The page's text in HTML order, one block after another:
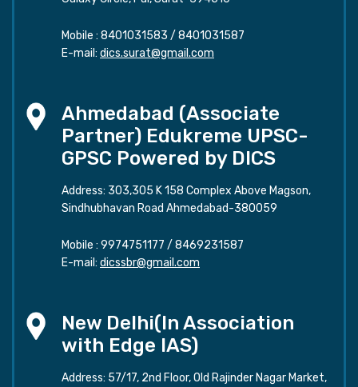
Mobile : 8401031583 / 8401031587
E-mail: dics.surat@gmail.com
Ahmedabad (Associate
Partner) Edukreme UPSC-
GPSC Powered by DICS
Address: 303,305 K 158 Complex Above Magson,
Sindhubhavan Road Ahmedabad-380059
Mobile : 9974751177 / 8469231587
E-mail: dicssbr@gmail.com
New Delhi(In Association
with Edge IAS)
Address: 57/17, 2nd Floor, Old Rajinder Nagar Market,